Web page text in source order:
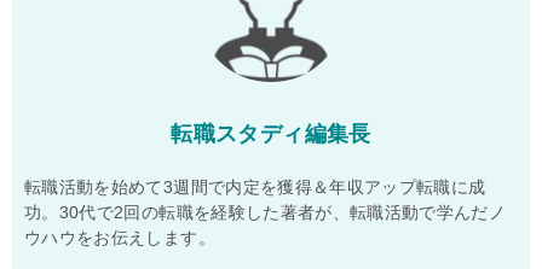
転職スタディ編集長
転職活動を始めて3週間で内定を獲得＆年収アップ転職に成
功。30代で2回の転職を経験した著者が、転職活動で学んだノ
ウハウをお伝えします。